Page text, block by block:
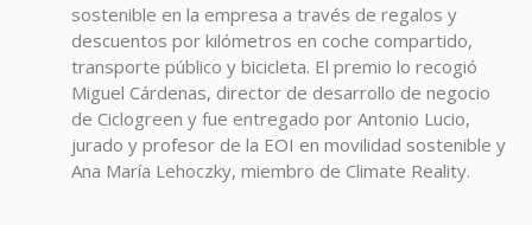
sostenible en la empresa a través de regalos y
descuentos por kilómetros en coche compartido,
transporte público y bicicleta. El premio lo recogió
Miguel Cárdenas, director de desarrollo de negocio
de Ciclogreen y fue entregado por Antonio Lucio,
jurado y profesor de la EOI en movilidad sostenible y
Ana María Lehoczky, miembro de Climate Reality.